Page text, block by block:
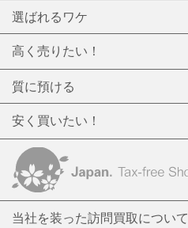
選ばれるワケ
高く売りたい！
質に預ける
安く買いたい！
当社を装った訪問買取について